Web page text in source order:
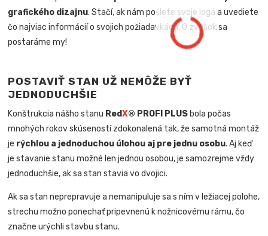
grafického dizajnu. Stačí, ak nám pošlete svoje logá a uvediete
čo najviac informácií o svojich požiadavkách. O zvyšok sa
postaráme my!
POSTAVIŤ STAN UŽ NEMÔŽE BYŤ
JEDNODUCHŠIE
Konštrukcia nášho stanu RedX® PROFI PLUS bola počas
mnohých rokov skúseností zdokonalená tak, že samotná montáž
je rýchlou a jednoduchou úlohou aj pre jednu osobu. Aj keď
je stavanie stanu možné len jednou osobou, je samozrejme vždy
jednoduchšie, ak sa stan stavia vo dvojici.
Ak sa stan neprepravuje a nemanipuluje sa s ním v ležiacej polohe,
strechu možno ponechať pripevnenú k nožnicovému rámu, čo
značne urýchli stavbu stanu.